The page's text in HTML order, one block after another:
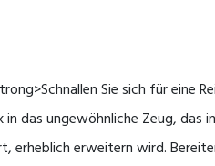
Sie sich für eine
in das ungewöhnliche Zeug, das
erheblich erweitern wird.